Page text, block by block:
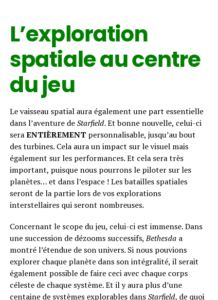
L’exploration
spatiale au centre
du jeu
Le vaisseau spatial aura également une part essentielle
dans l’aventure deStarfield. Et bonne nouvelle, celui-ci
seraENTIÈREMENT personnalisable, jusqu’au bout
des turbines. Cela aura un impact sur le visuel mais
également sur les performances. Et cela sera très
important, puisque nous pourrons le piloter sur les
planètes… et dans l’espace ! Les batailles spatiales
seront de la partie lors de vos explorations
interstellaires qui seront nombreuses.
Concernant le scope du jeu, celui-ci est immense. Dans
une succession de dézooms successifs,Bethesda a
montré l’étendue de son univers. Si nous pouvions
explorer chaque planète dans son intégralité, il serait
également possible de faire ceci avec chaque corps
céleste de chaque système. Et il y aura plus d’une
centaine de systèmes explorables dansStarfield, de quoi